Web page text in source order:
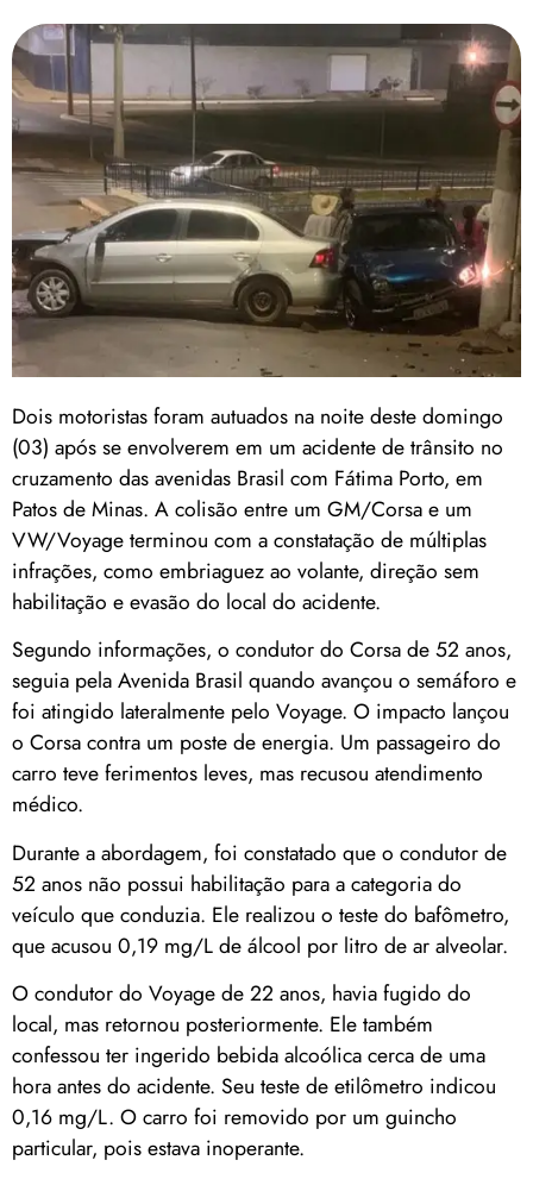
Dois motoristas foram autuados na noite deste domingo
(03) após se envolverem em um acidente de trânsito no
cruzamento das avenidas Brasil com Fátima Porto, em
Patos de Minas. A colisão entre um GM/Corsa e um
VW/Voyage terminou com a constatação de múltiplas
infrações, como embriaguez ao volante, direção sem
habilitação e evasão do local do acidente.
Segundo informações, o condutor do Corsa de 52 anos,
seguia pela Avenida Brasil quando avançou o semáforo e
foi atingido lateralmente pelo Voyage. O impacto lançou
o Corsa contra um poste de energia. Um passageiro do
carro teve ferimentos leves, mas recusou atendimento
médico.
Durante a abordagem, foi constatado que o condutor de
52 anos não possui habilitação para a categoria do
veículo que conduzia. Ele realizou o teste do bafômetro,
que acusou 0,19 mg/L de álcool por litro de ar alveolar.
O condutor do Voyage de 22 anos, havia fugido do
local, mas retornou posteriormente. Ele também
confessou ter ingerido bebida alcoólica cerca de uma
hora antes do acidente. Seu teste de etilômetro indicou
0,16 mg/L. O carro foi removido por um guincho
particular, pois estava inoperante.